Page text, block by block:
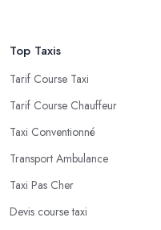
Top Taxis
Tarif Course Taxi
Tarif Course Chauffeur
Taxi Conventionné
Transport Ambulance
Taxi Pas Cher
Devis course taxi